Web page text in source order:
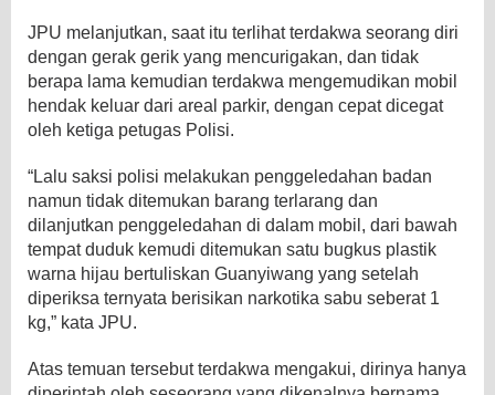
JPU melanjutkan, saat itu terlihat terdakwa seorang diri
dengan gerak gerik yang mencurigakan, dan tidak
berapa lama kemudian terdakwa mengemudikan mobil
hendak keluar dari areal parkir, dengan cepat dicegat
oleh ketiga petugas Polisi.
“Lalu saksi polisi melakukan penggeledahan badan
namun tidak ditemukan barang terlarang dan
dilanjutkan penggeledahan di dalam mobil, dari bawah
tempat duduk kemudi ditemukan satu bugkus plastik
warna hijau bertuliskan Guanyiwang yang setelah
diperiksa ternyata berisikan narkotika sabu seberat 1
kg,” kata JPU.
Atas temuan tersebut terdakwa mengakui, dirinya hanya